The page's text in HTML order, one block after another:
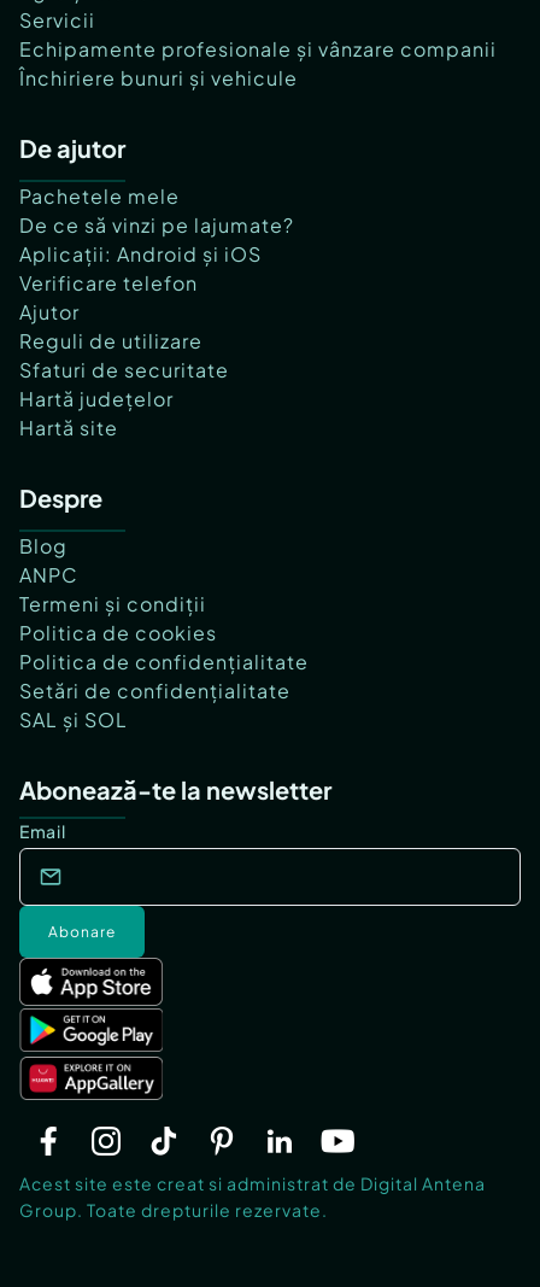
Servicii
Echipamente profesionale și vânzare companii
Închiriere bunuri și vehicule
De ajutor
Pachetele mele
De ce să vinzi pe lajumate?
Aplicații: Android și iOS
Verificare telefon
Ajutor
Reguli de utilizare
Sfaturi de securitate
Hartă județelor
Hartă site
Despre
Blog
ANPC
Termeni și condiții
Politica de cookies
Politica de confidențialitate
Setări de confidențialitate
SAL și SOL
Abonează-te la newsletter
Email
Abonare
Acest site este creat si administrat de Digital Antena
Group. Toate drepturile rezervate.